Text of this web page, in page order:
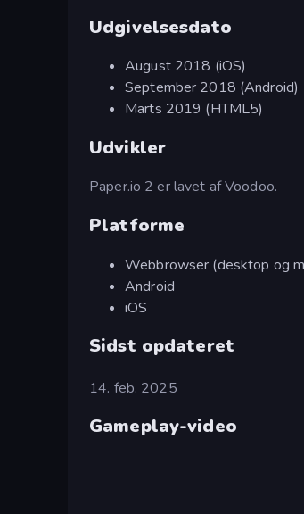
Udgivelsesdato
August 2018 (iOS)
September 2018 (Android)
Marts 2019 (HTML5)
Udvikler
Paper.io 2 er lavet af Voodoo.
Platforme
Webbrowser (desktop og
Android
iOS
Sidst opdateret
14. feb. 2025
Gameplay-video